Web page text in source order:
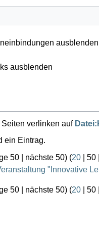
ausblenden
ausblenden
verlinken auf
ein Eintrag.
50 nächste 50) (20 50
"Innovative
50 nächste 50) (20 50